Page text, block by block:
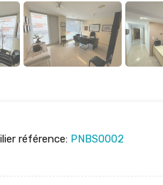
référence: PNBS0002